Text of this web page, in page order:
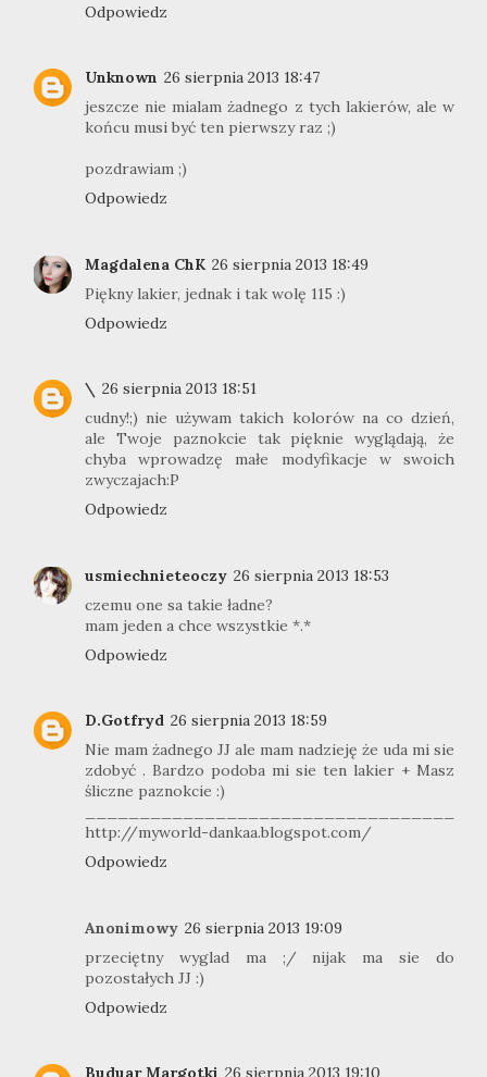
Odpowiedz
Unknown 26 sierpnia 2013 18:47
jeszcze nie mialam żadnego z tych lakierów, ale w
końcu musi być ten pierwszy raz ;)
pozdrawiam ;)
Odpowiedz
Magdalena ChK 26 sierpnia 2013 18:49
Piękny lakier, jednak i tak wolę 115 :)
Odpowiedz
\ 26 sierpnia 2013 18:51
cudny!;) nie używam takich kolorów na co dzień,
ale Twoje paznokcie tak pięknie wyglądają, że
chyba wprowadzę małe modyfikacje w swoich
zwyczajach:P
Odpowiedz
usmiechnieteoczy 26 sierpnia 2013 18:53
czemu one sa takie ładne?
mam jeden a chce wszystkie *.*
Odpowiedz
D.Gotfryd 26 sierpnia 2013 18:59
Nie mam żadnego JJ ale mam nadzieję że uda mi sie
zdobyć . Bardzo podoba mi sie ten lakier + Masz
śliczne paznokcie :)
http://myworld-dankaa.blogspot.com/
Odpowiedz
Anonimowy 26 sierpnia 2013 19:09
przeciętny wyglad ma ;/ nijak ma sie do
pozostałych JJ :)
Odpowiedz
Buduar Margotki 26 sierpnia 2013 19:10